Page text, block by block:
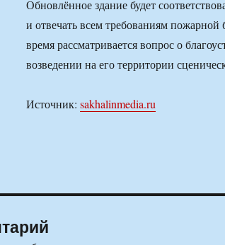
Обновлённое здание будет
и отвечать всем требованиям
время рассматривается вопрос о
возведении на его территории
Источник: sakhalinmedia.ru